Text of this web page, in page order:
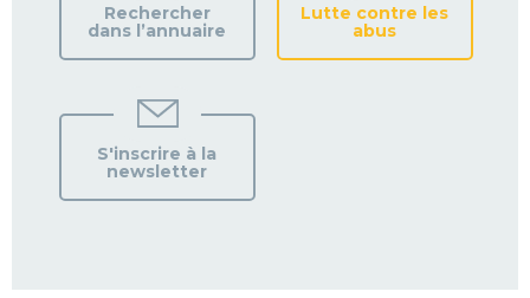
Rechercher
dans l’annuaire
Lutte contre les
abus
S'inscrire à la
newsletter